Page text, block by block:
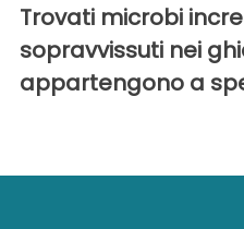
Trovati microbi
sopravvissuti nei
appartengono a